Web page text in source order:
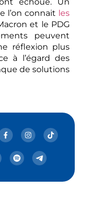
échoué. Un
l’on connait les
et le PDG
peuvent
réflexion plus
à l’égard des
de solutions